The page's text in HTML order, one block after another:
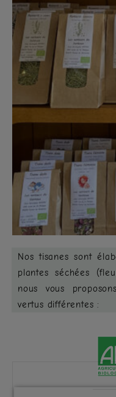
Nos tisanes sont
plantes séchées
nous vous
vertus différentes :